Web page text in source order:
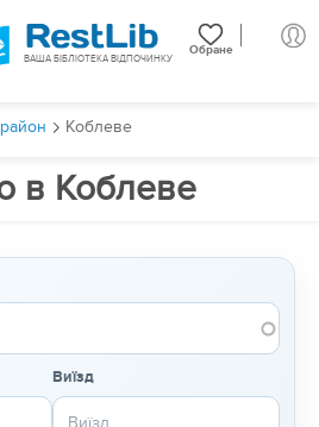
Обране
ВАША БІБЛІОТЕКА ВІДПОЧИНКУ
Коблеве
в Коблеве
Виїзд